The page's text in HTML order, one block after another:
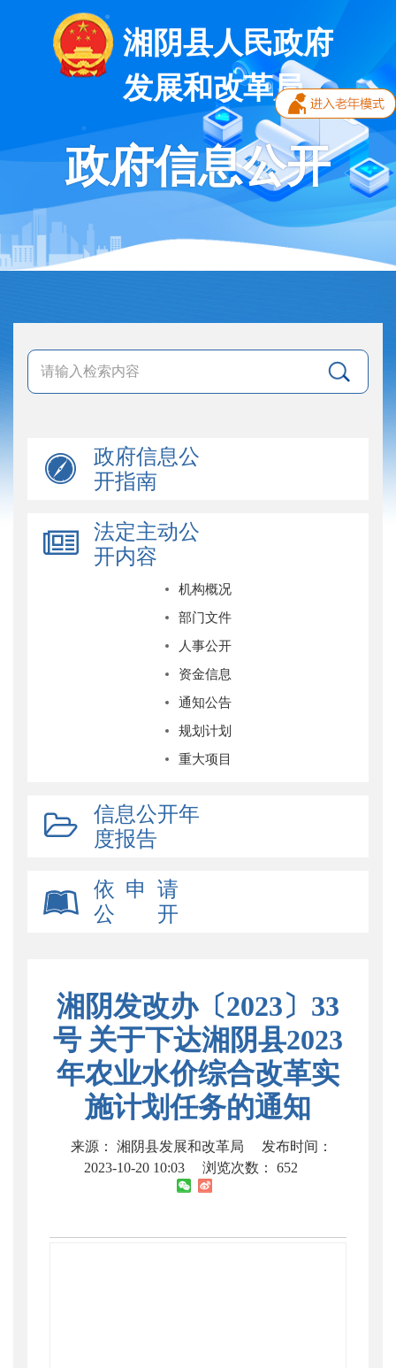
湘阴县人民政府
发展和改革局
政府信息公开
政府信息公
开指南
法定主动公
开内容
机构概况
部门文件
人事公开
资金信息
通知公告
规划计划
重大项目
信息公开年
度报告
依 申 请
公 开
湘阴发改办〔2023〕33
号 关于下达湘阴县2023
年农业水价综合改革实
施计划任务的通知
来源： 湘阴县发展和改革局
发布时间：
2023-10-20 10:03
浏览次数： 652